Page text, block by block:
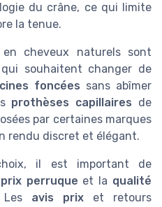
du crâne, ce qui limite
la tenue.
en cheveux naturels sont
souhaitent changer de
foncées sans abîmer
prothèses capillaires de
par certaines marques
rendu discret et élégant.
il est important de
prix perruque et la qualité
Les avis prix et retours